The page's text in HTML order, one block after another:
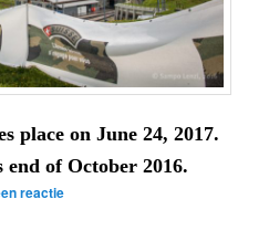
place on June 24, 2017.
of October 2016.
reactie